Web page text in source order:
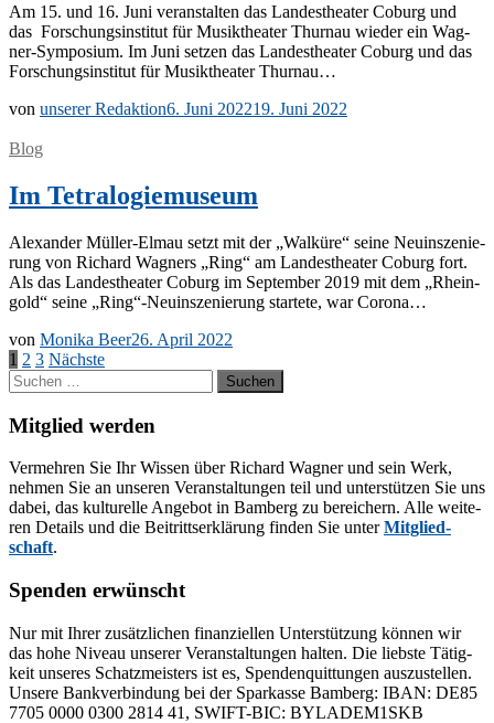
Am 15. und 16. Juni ver­an­stal­ten das Lan­des­thea­ter Co­burg und
das For­schungs­in­sti­tut für Mu­sik­thea­ter Thur­n­au wie­der ein Wag­
ner-Sym­po­si­um. Im Juni set­zen das Lan­des­thea­ter Co­burg und das
For­schungs­in­sti­tut für Mu­sik­thea­ter Thurnau…
von unserer Redaktion6. Juni 202219. Juni 2022
Blog
Im Tetralogiemuseum
Alex­an­der Mül­­ler-El­­mau setzt mit der „Wal­kü­re“ sei­ne Neu­in­sze­nie­
rung von Ri­chard Wag­ners „Ring“ am Lan­des­thea­ter Co­burg fort.
Als das Lan­des­thea­ter Co­burg im Sep­tem­ber 2019 mit dem „Rhein­
gold“ sei­ne „Ring“-Neuinszenierung star­te­te, war Corona…
von Monika Beer26. April 2022
Seitennummerierung
der
Beiträge
1 2 3 Nächste
Suchen
nach:
Mitglied werden
Ver­meh­ren Sie Ihr Wis­sen über Ri­chard Wag­ner und sein Werk,
neh­men Sie an un­se­ren Ver­an­stal­tun­gen teil und un­ter­stüt­zen Sie uns
da­bei, das kul­tu­rel­le An­ge­bot in Bam­berg zu be­rei­chern. Alle wei­te­
ren De­tails und die Bei­tritts­er­klä­rung fin­den Sie un­terMit­glied­
schaft.
Spenden erwünscht
Nur mit Ih­rer zu­sätz­li­chen fi­nan­zi­el­len Un­ter­stüt­zung kön­nen wir
das hohe Ni­veau un­se­rer Ver­an­stal­tun­gen hal­ten. Die liebs­te Tä­tig­
keit un­se­res Schatz­meis­ters ist es, Spen­den­quit­tun­gen aus­zu­stel­len.
Un­se­re Bank­ver­bin­dung bei der Spar­kas­se Bam­berg: IBAN: DE85
7705 0000 0300 2814 41, SWIFT-BIC: BYLADEM1SKB